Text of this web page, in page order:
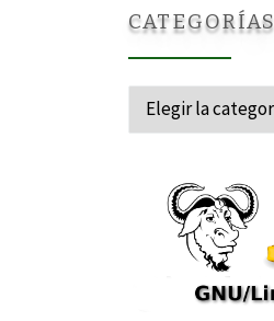
CATEGORÍAS
Categorías